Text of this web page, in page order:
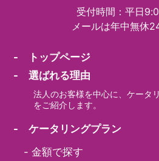
受付時間：平日
メールは年中無休
- トップページ
- 選ばれる理由
法人のお客様を中心に、ケータ
をご紹介します。
- ケータリングプラン
-金額で探す